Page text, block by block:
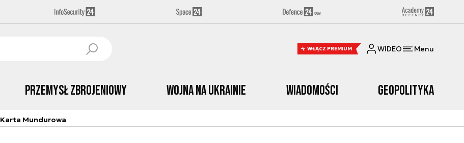
WŁĄCZ PREMIUM WIDEO Menu
Przemysł Zbrojeniowy Wojna na Ukrainie Wiadomości Geopolityka
Karta Mundurowa